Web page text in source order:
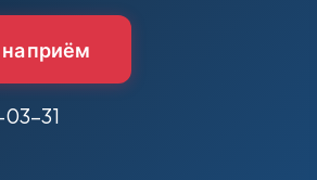
на приём
03-31